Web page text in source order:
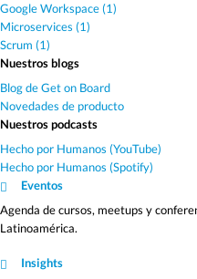
Google Workspace (1)
Microservices (1)
Scrum (1)
Nuestros blogs
Blog de Get on Board
Novedades de producto
Nuestros podcasts
Hecho por Humanos (YouTube)
Hecho por Humanos (Spotify)
Eventos
Agenda de cursos, meetups y
Latinoamérica.
Insights